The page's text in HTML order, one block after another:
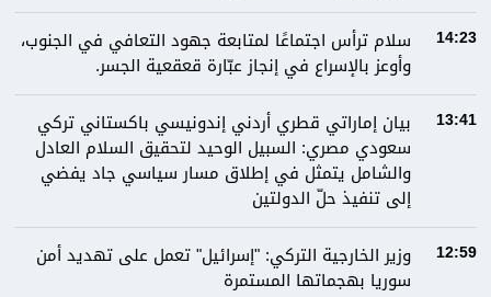
14:23
سلام ترأس اجتماعًا لمتابعة جهود التعافي في الجنوب،
وأوعز بالإسراع في إنجاز عبّارة قعقعية الجسر.
13:41
بيان إماراتي قطري أردني إندونيسي باكستاني تركي
سعودي مصري: السبيل الوحيد لتحقيق السلام العادل
والشامل يتمثل في إطلاق مسار سياسي جاد يفضي
إلى تنفيذ حلّ الدولتين
12:59
وزير الخارجية التركي: "إسرائيل" تعمل على تهديد أمن
سوريا بهجماتها المستمرة